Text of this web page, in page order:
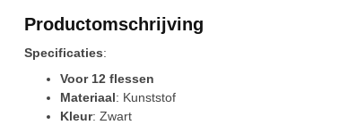
Productomschrijving
Specificaties:
Voor 12 flessen
Materiaal: Kunststof
Kleur: Zwart